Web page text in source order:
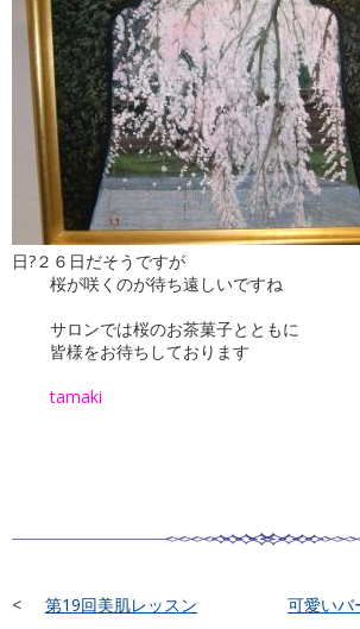
日?２６日だそうですが
桜が咲くのが待ち遠しいですね
サロンでは桜のお茶菓子とともに
皆様をお待ちしております
tamaki
第19回美肌レッスン
可愛いバ